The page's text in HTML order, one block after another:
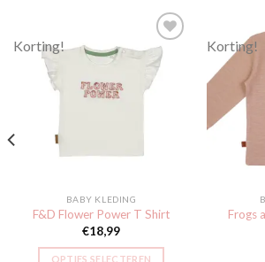
Korting!
Toevoegen
BABY KLEDING
F&D Flower Power T Shirt
€18,99
OPTIES SELECTEREN
Korting!
Frogs